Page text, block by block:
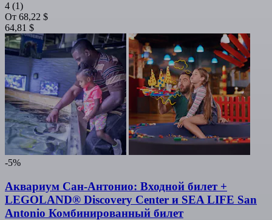
4 (1)
От 68,22 $
64,81 $
-5%
Аквариум Сан-Антонио: Входной билет +
LEGOLAND® Discovery Center и SEA LIFE San
Antonio Комбинированный билет